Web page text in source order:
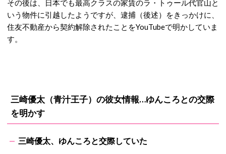
その後は、日本でも最高クラスの家賃のラ・トゥール代官山と
いう物件に引越したようですが、逮捕（後述）をきっかけに、
住友不動産から契約解除されたことをYouTubeで明かしていま
す。
三崎優太（青汁王子）の彼女情報…ゆんころとの交際
を明かす
三崎優太、ゆんころと交際していた